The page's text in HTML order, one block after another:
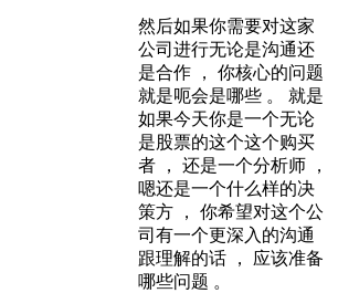
然后如果你需要对这家
公司进行无论是沟通还
是合作 ， 你核心的问题
就是呃会是哪些 。 就是
如果今天你是一个无论
是股票的这个这个购买
者 ， 还是一个分析师 ，
嗯还是一个什么样的决
策方 ， 你希望对这个公
司有一个更深入的沟通
跟理解的话 ， 应该准备
哪些问题 。